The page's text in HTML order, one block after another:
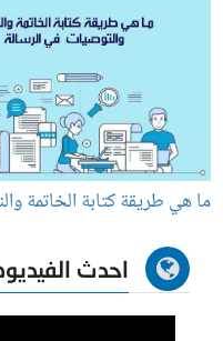
ما هي طريقة كتابة الخاتمة
احدث